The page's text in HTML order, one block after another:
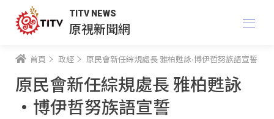
TITV NEWS
原視新聞網
首頁 政經 原民會新任綜規處長 雅柏甦詠·博伊哲努族語宣誓
原民會新任綜規處長 雅柏甦詠
·博伊哲努族語宣誓